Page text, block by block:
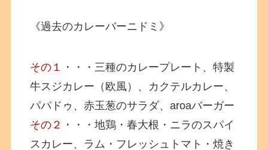
《過去のカレーバーニドミ》
その１ ・・・三種のカレープレート、特製
牛スジカレー（欧風）、カクテルカレー、
パパドゥ、赤玉葱のサラダ、aroaバーガー
その２ ・・・地鶏・春大根・ニラのスパイ
スカレー、ラム・フレッシュトマト・焼き